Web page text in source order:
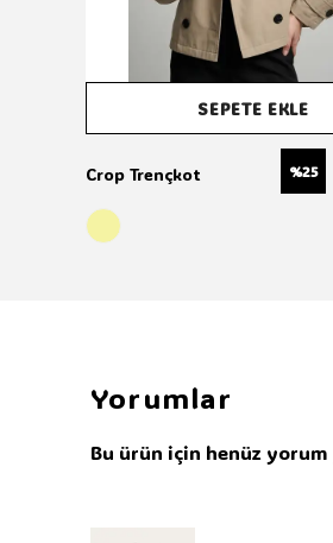
SEPETE EKLE
Crop Trençkot %25
Yorumlar
Bu ürün için henüz yorum